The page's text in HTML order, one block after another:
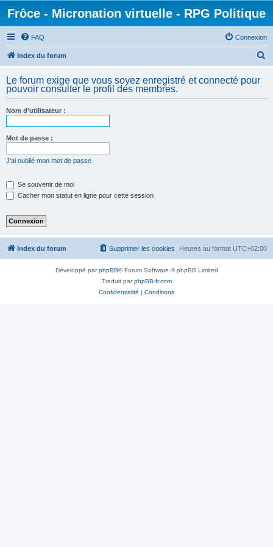
Frôce - Micronation virtuelle - RPG Politique
FAQ Connexion
Index du forum
h
Le forum exige que vous soyez enregistré et connecté pour
pouvoir consulter le profil des membres.
Nom d’utilisateur :
Mot de passe :
J’ai oublié mon mot de passe
Se souvenir de moi
Cacher mon statut en ligne pour cette session
Index du forum Heures au format UTC+02:00
Supprimer les cookies
Développé parphpBB® Forum Software © phpBB Limited
Traduit parphpBB-fr.com
Confidentialité | Conditions